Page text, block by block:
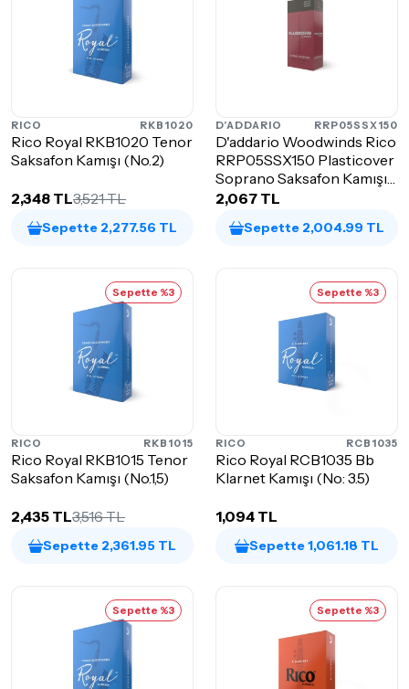
RICO RKB1020
Rico Royal RKB1020 Tenor
Saksafon Kamışı (No.2)
2,348 TL3,521 TL
Sepette 2,277.56 TL
D'ADDARIO RRP05SSX150
D'addario Woodwinds Rico
RRP05SSX150 Plasticover
Soprano Saksafon Kamışı
(No:...
2,067 TL
Sepette 2,004.99 TL
Sepette %3
RICO RKB1015
Rico Royal RKB1015 Tenor
Saksafon Kamışı (No.1,5)
2,435 TL3,516 TL
Sepette 2,361.95 TL
Sepette %3
RICO RCB1035
Rico Royal RCB1035 Bb
Klarnet Kamışı (No: 3.5)
1,094 TL
Sepette 1,061.18 TL
Sepette %3 Sepette %3